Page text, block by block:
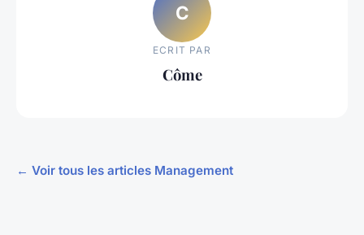
C
ECRIT PAR
Côme
← Voir tous les articles Management